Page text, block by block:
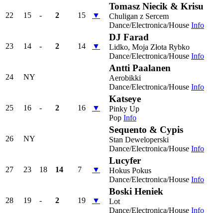
22 15 - 2 15 ▼
Tomasz Niecik & Krisu
Chuligan z Sercem
Dance/Electronica/House Info
23 14 - 2 14 ▼
DJ Farad
Lidko, Moja Złota Rybko
Dance/Electronica/House Info
24 NY
Antti Paalanen
Aerobikki
Dance/Electronica/House Info
25 16 - 2 16 ▼
Katseye
Pinky Up
Pop Info
26 NY
Sequento & Cypis
Stan Deweloperski
Dance/Electronica/House Info
27 23 18 14 7 ▼
Lucyfer
Hokus Pokus
Dance/Electronica/House Info
28 19 - 2 19 ▼
Boski Heniek
Lot
Dance/Electronica/House Info